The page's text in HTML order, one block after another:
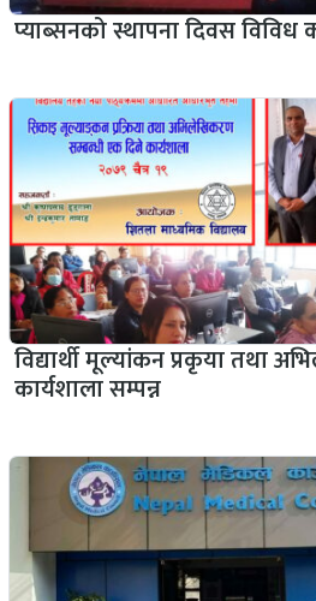
प्याब्सनको स्थापना दिवस विविध
विद्यार्थी मूल्यांकन प्रकृया तथा
कार्यशाला सम्पन्न